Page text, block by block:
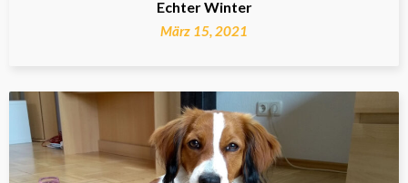
Echter Winter
März 15, 2021